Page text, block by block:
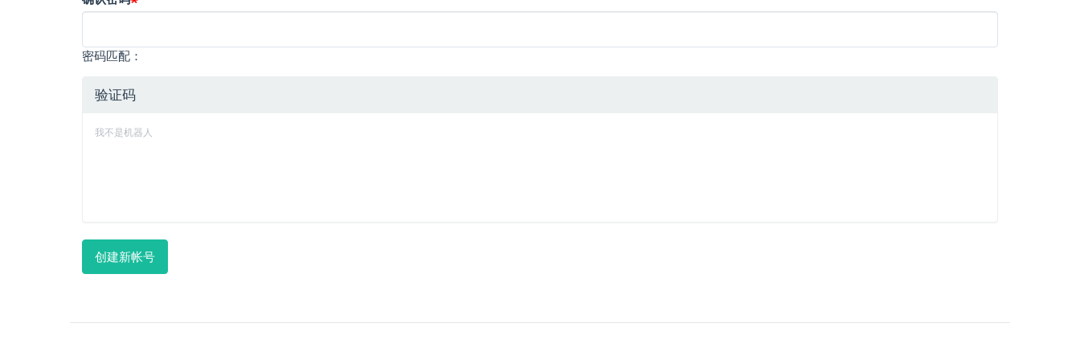
密码匹配：
验证码
我不是机器人
创建新帐号